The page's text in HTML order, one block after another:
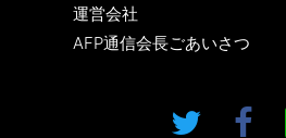
運営会社
AFP通信会長ごあいさつ